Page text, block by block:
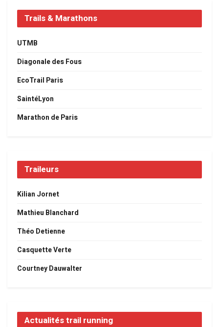
Trails & Marathons
UTMB
Diagonale des Fous
EcoTrail Paris
SaintéLyon
Marathon de Paris
Traileurs
Kilian Jornet
Mathieu Blanchard
Théo Detienne
Casquette Verte
Courtney Dauwalter
Actualités trail running